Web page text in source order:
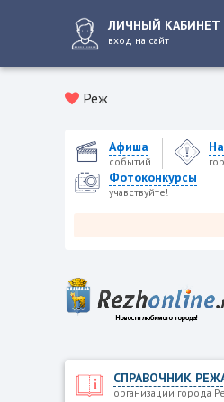
ЛИЧНЫЙ КАБИНЕТ
вход на сайт
Реж
Афиша
событий
Фотоконкурсы
учавствуйте!
СПРАВОЧНИК
организации города